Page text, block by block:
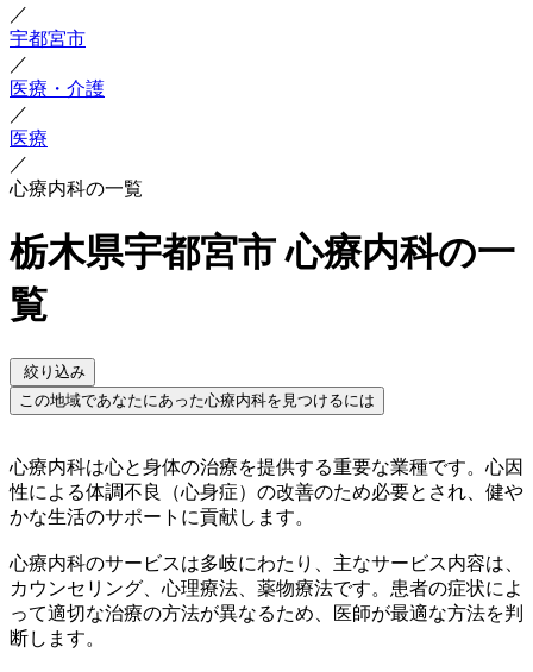
／
宇都宮市
／
医療・介護
／
医療
／
心療内科の一覧
栃木県宇都宮市 心療内科の一
覧
絞り込み
この地域であなたにあった心療内科を見つけるには
心療内科は心と身体の治療を提供する重要な業種です。心因
性による体調不良（心身症）の改善のため必要とされ、健や
かな生活のサポートに貢献します。
心療内科のサービスは多岐にわたり、主なサービス内容は、
カウンセリング、心理療法、薬物療法です。患者の症状によ
って適切な治療の方法が異なるため、医師が最適な方法を判
断します。